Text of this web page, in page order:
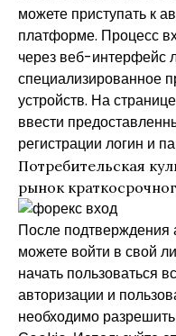
можете приступать к
платформе. Процесс
через веб-интерфейс
специализированное
устройств. На
ввести
регистрации логин и
Потребительская
рынок
После подтверждения
можете войти в свой
начать пользоваться
авторизации и
необходимо